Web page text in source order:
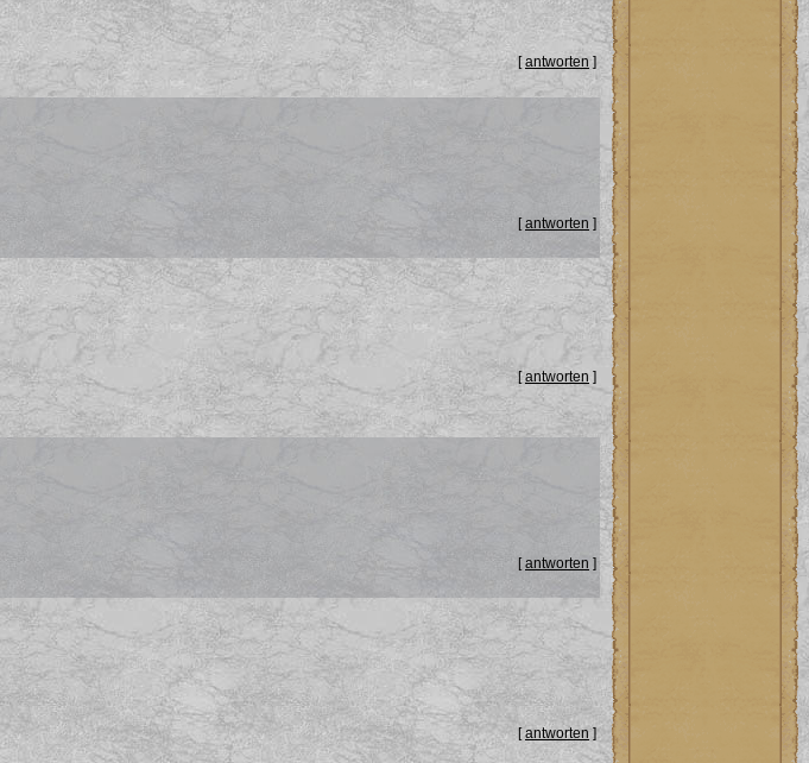
[antworten]
[antworten ]
[antworten ]
[antworten ]
[antworten]